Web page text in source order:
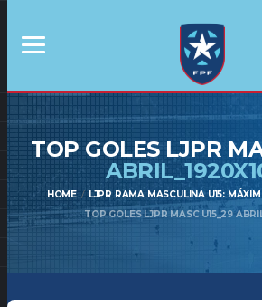
TOP GOLES LJPR
HOME
LJPR RAMA MASCULINA U15:
TOP GOLES LJPR MASC U15_29